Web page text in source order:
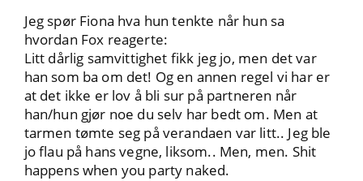
Jeg spør Fiona hva hun tenkte når hun sa
hvordan Fox reagerte:
Litt dårlig samvittighet fikk jeg jo, men det var
han som ba om det! Og en annen regel vi har er
at det ikke er lov å bli sur på partneren når
han/hun gjør noe du selv har bedt om. Men at
tarmen tømte seg på verandaen var litt.. Jeg ble
jo flau på hans vegne, liksom.. Men, men. Shit
happens when you party naked.